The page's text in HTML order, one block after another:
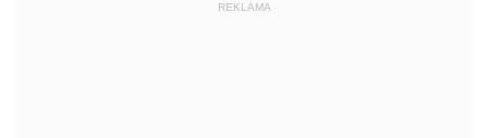
REKLAMA